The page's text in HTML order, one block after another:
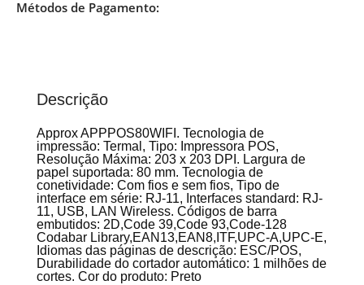
Métodos de Pagamento:
Descrição
Approx APPPOS80WIFI. Tecnologia de
impressão: Termal, Tipo: Impressora POS,
Resolução Máxima: 203 x 203 DPI. Largura de
papel suportada: 80 mm. Tecnologia de
conetividade: Com fios e sem fios, Tipo de
interface em série: RJ-11, Interfaces standard: RJ-
11, USB, LAN Wireless. Códigos de barra
embutidos: 2D,Code 39,Code 93,Code-128
Codabar Library,EAN13,EAN8,ITF,UPC-A,UPC-E,
Idiomas das páginas de descrição: ESC/POS,
Durabilidade do cortador automático: 1 milhões de
cortes. Cor do produto: Preto